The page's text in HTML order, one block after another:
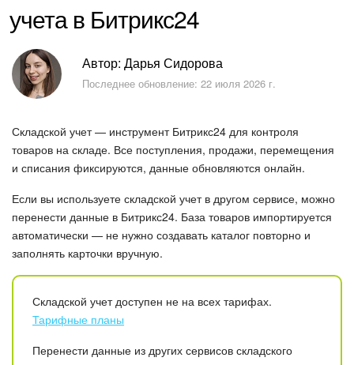
Регистрация и вход
Безопасность в Битрикс24
Тарифы и оплата
С чего начать
AI в Битрикс24
Вайбкод
Лента Новостей
Проекты AI
учета в Битрикс24
Автор: Дарья Сидорова
Последнее обновление: 22 июля 2026 г.
Складской учет — инструмент Битрикс24 для контроля
товаров на складе. Все поступления, продажи, перемещения
и списания фиксируются, данные обновляются онлайн.
Если вы используете складской учет в другом сервисе, можно
перенести данные в Битрикс24. База товаров импортируется
автоматически — не нужно создавать каталог повторно и
заполнять карточки вручную.
Складской учет доступен не на всех тарифах.
Тарифные планы
Перенести данные из других сервисов складского